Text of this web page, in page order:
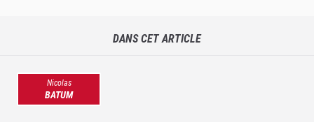
DANS CET ARTICLE
Nicolas
BATUM